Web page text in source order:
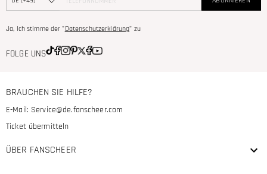
Ja, Ich stimme der "Datenschutzerklärung" zu
FOLGE UNS
BRAUCHEN SIE HILFE?
E-Mail: Service@de.fanscheer.com
Ticket übermitteln
ÜBER FANSCHEER